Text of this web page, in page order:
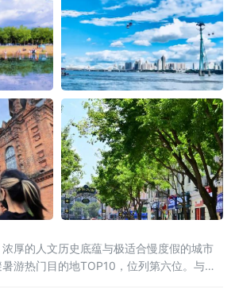
厚的人文历史底蕴与极适合慢度假的城市
游热门目的地TOP10，位列第六位。与此